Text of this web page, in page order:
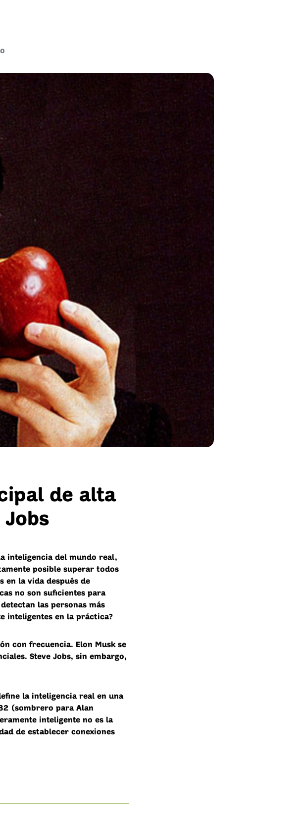
de alta
Jobs
inteligencia del mundo real,
posible superar todos
en la vida después de
no son suficientes para
las personas más
inteligentes en la práctica?
con frecuencia. Elon Musk se
Steve Jobs, sin embargo,
la inteligencia real en una
(sombrero para Alan
inteligente no es la
de establecer conexiones